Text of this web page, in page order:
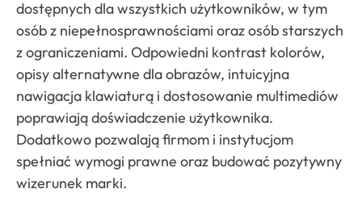
dostępnych dla wszystkich użytkowników, w tym
osób z niepełnosprawnościami oraz osób starszych
z ograniczeniami. Odpowiedni kontrast kolorów,
opisy alternatywne dla obrazów, intuicyjna
nawigacja klawiaturą i dostosowanie multimediów
poprawiają doświadczenie użytkownika.
Dodatkowo pozwalają firmom i instytucjom
spełniać wymogi prawne oraz budować pozytywny
wizerunek marki.